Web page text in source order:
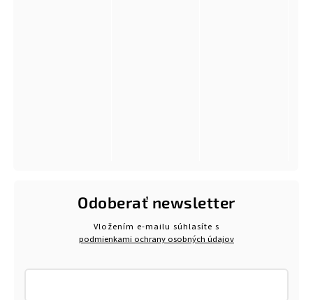
Odoberať newsletter
Vložením e-mailu súhlasíte s
podmienkami ochrany osobných údajov